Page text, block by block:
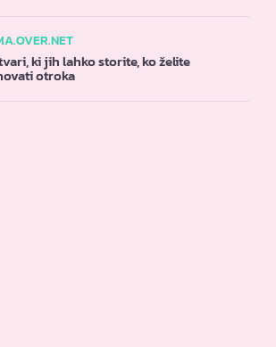
ki jih lahko storite, ko želite
otroka